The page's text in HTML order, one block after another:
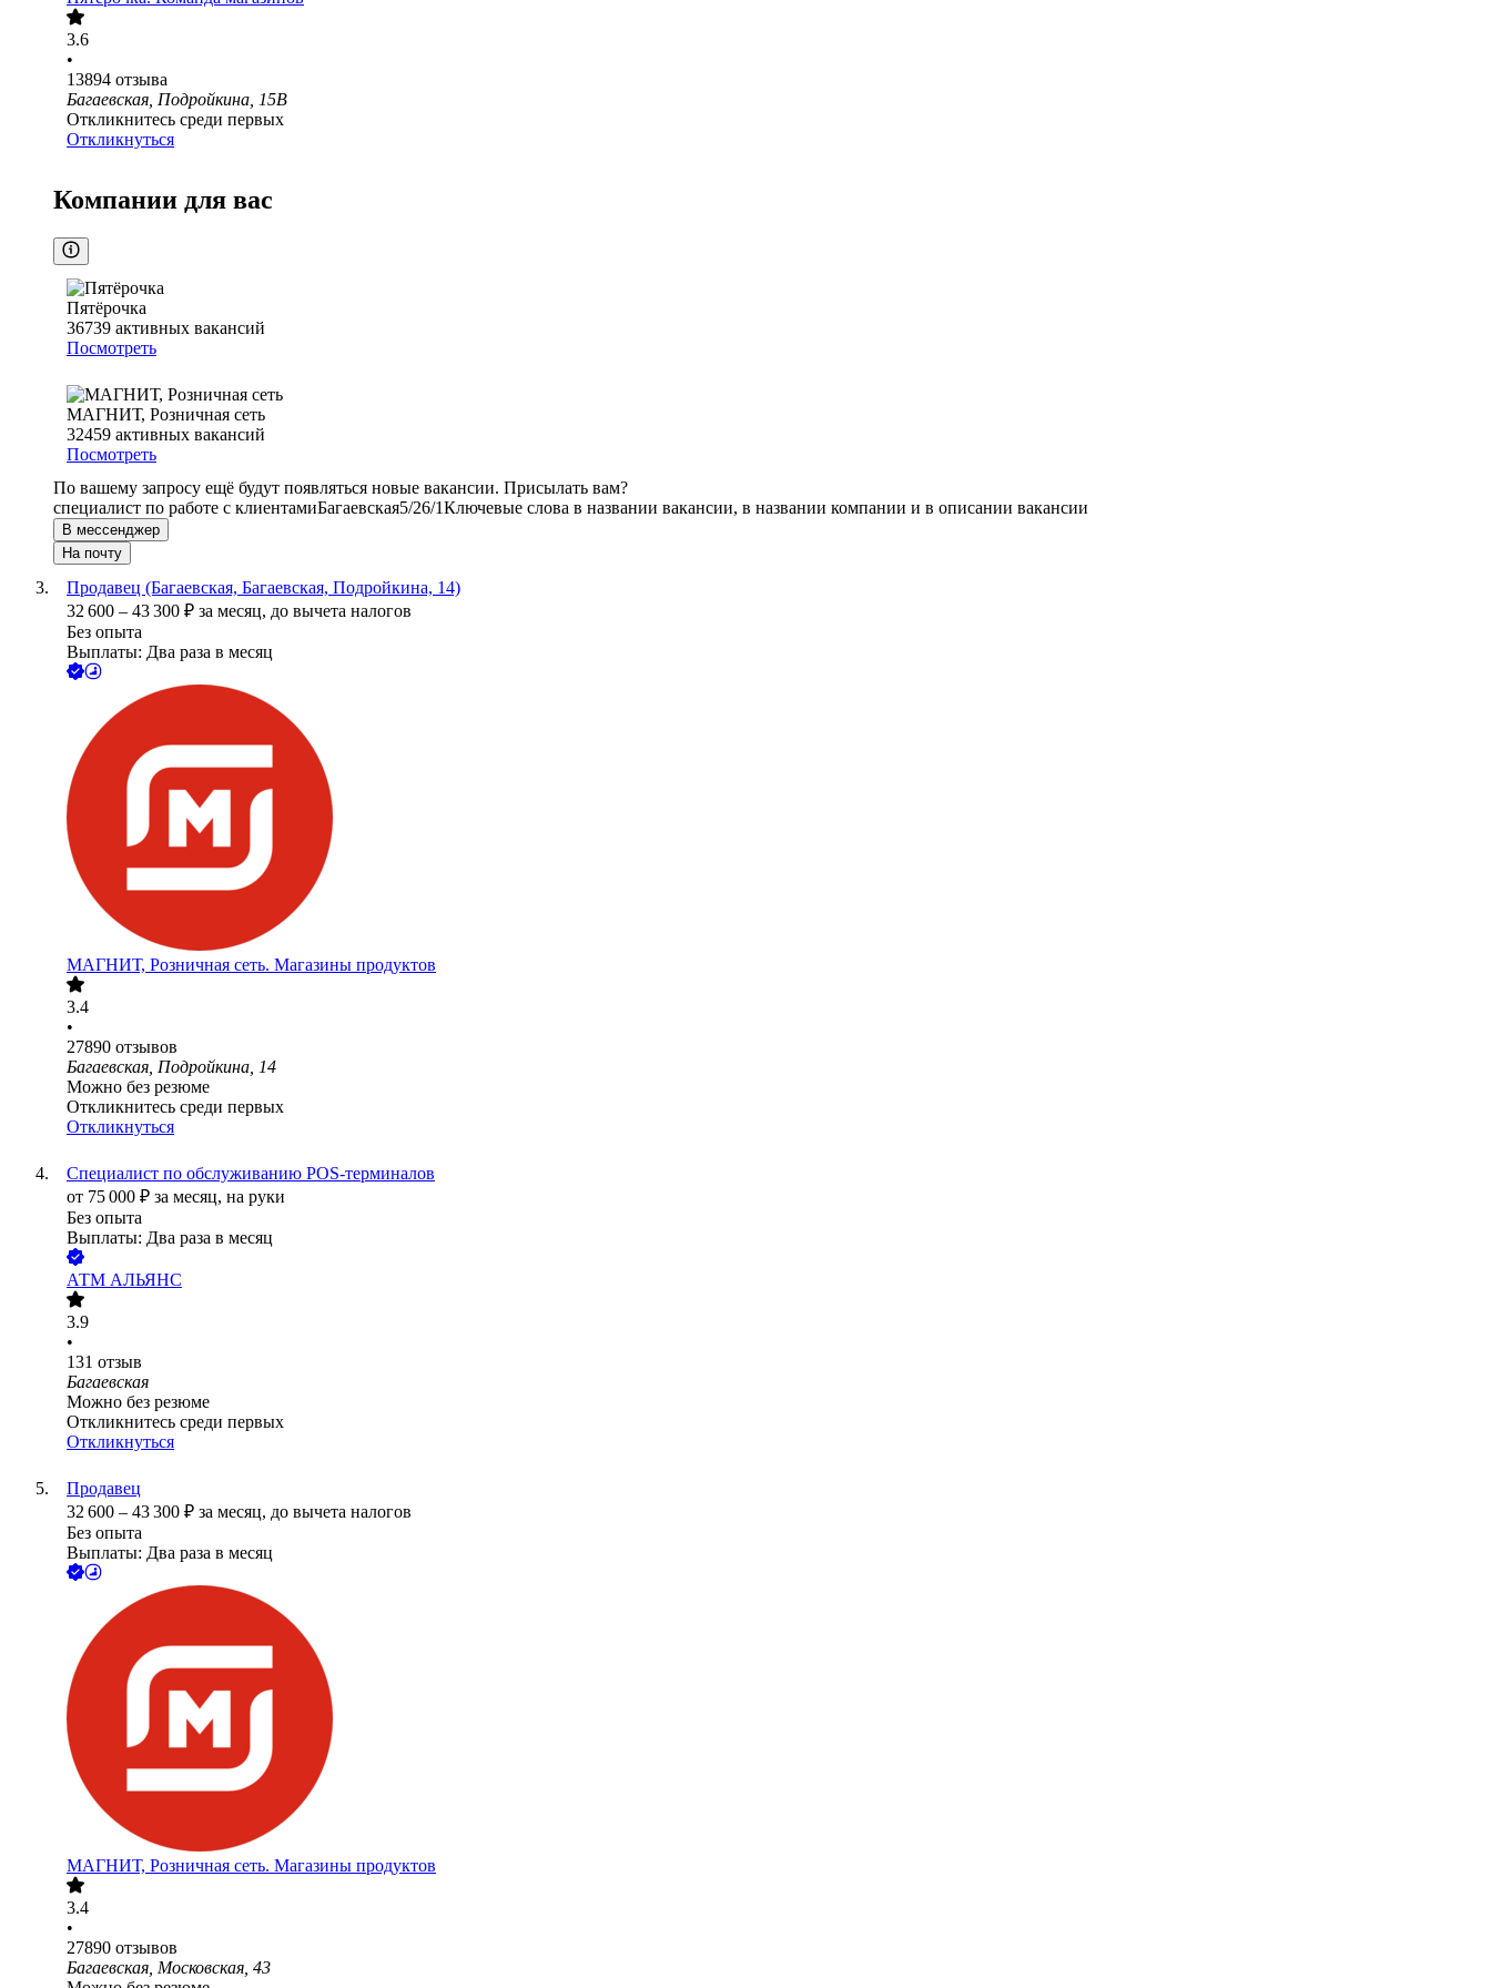
3.6
•
13894 отзыва
Багаевская, Подройкина, 15В
Откликнитесь среди первых
Откликнуться
Компании для вас
Пятёрочка
36739 активных вакансий
Посмотреть
МАГНИТ, Розничная сеть
32459 активных вакансий
Посмотреть
По вашему запросу ещё будут появляться новые вакансии. Присылать вам?
специалист по работе с клиентамиБагаевская5/26/1Ключевые слова в названии вакансии, в названии компании и в описании вакансии
В мессенджер
На почту
Продавец (Багаевская, Багаевская, Подройкина, 14)
32 600 – 43 300 ₽ за месяц, до вычета налогов
Без опыта
Выплаты: Два раза в месяц
МАГНИТ, Розничная сеть. Магазины продуктов
3.4
•
27890 отзывов
Багаевская, Подройкина, 14
Можно без резюме
Откликнитесь среди первых
Откликнуться
Специалист по обслуживанию POS-терминалов
от 75 000 ₽ за месяц, на руки
Без опыта
Выплаты: Два раза в месяц
АТМ АЛЬЯНС
3.9
•
131 отзыв
Багаевская
Можно без резюме
Откликнитесь среди первых
Откликнуться
Продавец
32 600 – 43 300 ₽ за месяц, до вычета налогов
Без опыта
Выплаты: Два раза в месяц
МАГНИТ, Розничная сеть. Магазины продуктов
3.4
•
27890 отзывов
Багаевская, Московская, 43